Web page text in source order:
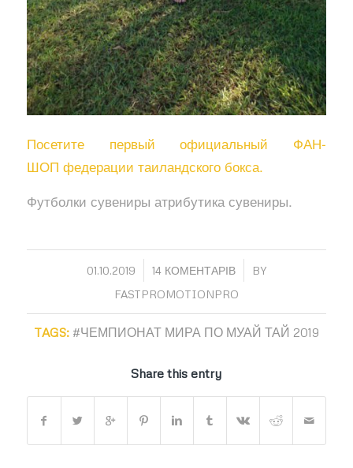
Посетите первый официальный ФАН-
ШОП федерации таиландского бокса.
Футболки сувениры атрибутика сувениры.
01.10.2019
/ 14 КОМЕНТАРІВ
/
BY
FASTPROMOTIONPRO
TAGS: #ЧЕМПИОНАТ МИРА ПО МУАЙ ТАЙ 2019
Share this entry